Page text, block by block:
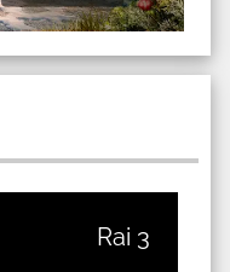
Rai 3